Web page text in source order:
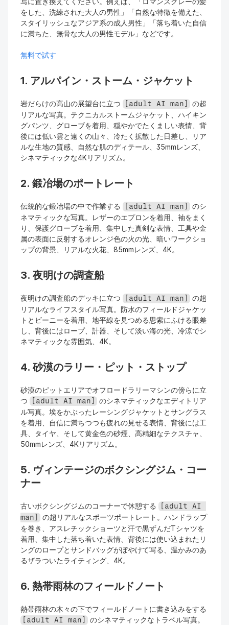
をした、洗練された大人の男性」「自然な特徴を備えた、
スタイリッシュなアジア系の成人男性」「落ち着いた自信
に満ちた、無骨な大人の男性モデル」などです。
無料で試す
1. アルパイン・ストーム・ジャケット
岩だらけの高山の展望台に立つ [adult AI man] の超
リアルな写真。テクニカルストームジャケット、ハイキン
グパンツ、グローブを着用、穏やかでたくましい表情、背
後には低い雲と遠くの山々、冷たく拡散した日差し、リア
ルな生地の質感、自然な肌のディテール、35mmレンズ、
シネマティックな4Kリアリズム。
2. 鍛冶場のポートレート
伝統的な鍛冶場の中で作業する [adult AI man] のシ
ネマティックな写真。レザーのエプロンを着用、袖をまく
り、保護グローブを着用、集中した真剣な表情、工具や金
属の表面に反射するオレンジ色の火の光、暗いワークショ
ップの背景、リアルな火花、85mmレンズ、4K。
3. 夜明けの調査船
夜明けの調査船のデッキに立つ [adult AI man] の超
リアルなライフスタイル写真。防水のフィールドジャケッ
トとビーニーを着用、地平線を見つめる思索にふける眼差
し、背後にはロープ、計器、そして淡い海の光、冷涼でシ
ネマティックな雰囲気、4K。
4. 砂漠のラリー・ピット・ストップ
砂漠のピットエリアでオフロードラリーマシンの傍らに立
つ
[adult AI man] のシネマティックなエディトリア
ル写真。埃をかぶったレーシングジャケットとサングラス
を着用、自信に満ちつつも疲れの見せる表情、背後には工
具、タイヤ、そして黄金色の砂煙、高精細なテクスチャ、
50mmレンズ、4Kリアリズム。
5. ヴィンテージのボクシングジム・コー
ナー
古いボクシングジムのコーナーで休憩する
[adult AI
man] の超リアルなスポーツポートレート。ハンドラップ
を巻き、アスレチックショーツと汗で黒ずんだTシャツを
着用、集中した落ち着いた表情、背後には使い込まれたリ
ングのロープとサンドバッグがぼやけて写る、温かみのあ
るザラついたライティング、4K。
6. 熱帯雨林のフィールドノート
[adult AI man] のシネマティックなトラベル写真。